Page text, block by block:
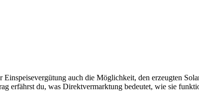
auch die Möglichkeit, den erzeugten
erfährst du, was Direktvermarktung bedeutet, wie sie